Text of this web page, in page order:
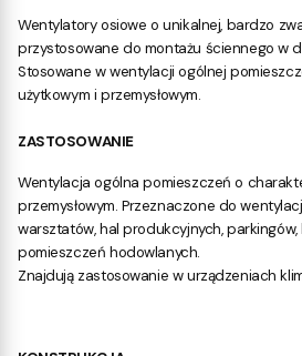
Wentylatory osiowe o unikalnej, bardzo
przystosowane do montażu ściennego w
Stosowane w wentylacji ogólnej
użytkowym i przemysłowym.
ZASTOSOWANIE
Wentylacja ogólna pomieszczeń o
przemysłowym. Przeznaczone do
warsztatów, hal produkcyjnych, parkingów,
pomieszczeń hodowlanych.
Znajdują zastosowanie w urządzeniach